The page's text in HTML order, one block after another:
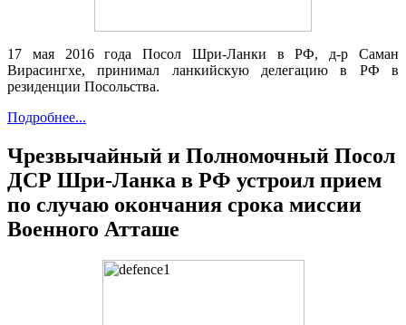
17 мая 2016 года Посол Шри-Ланки в РФ, д-р Саман
Вирасингхе, принимал ланкийскую делегацию в РФ в
резиденции Посольства.
Подробнее...
Чрезвычайный и Полномочный Посол
ДСР Шри-Ланка в РФ устроил прием
по случаю окончания срока миссии
Военного Атташе